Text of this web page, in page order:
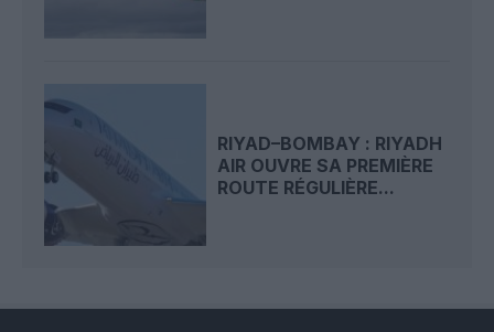
RIYAD–BOMBAY : RIYADH
AIR OUVRE SA PREMIÈRE
ROUTE RÉGULIÈRE...